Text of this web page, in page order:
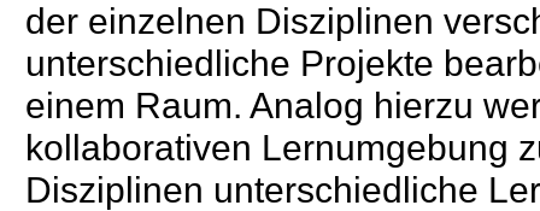
der einzelnen Disziplinen
unterschiedliche Projekte
einem Raum. Analog hierzu
kollaborativen Lernumgebung
Disziplinen unterschiedliche